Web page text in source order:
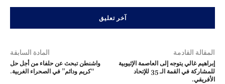
المادة السابقة
واشنطن تبحث عن حلفاء من أجل حل
“كريم ودائم” في الصحراء الغربية.
المقالة القادمة
إبراهيم غالي يتوجه إلى العاصمة الإثيوبية
للمشاركة في القمة الـ 35 للإتحاد
الأفريقي.